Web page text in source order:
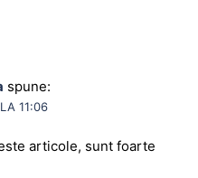
spune:
11:06
articole, sunt foarte